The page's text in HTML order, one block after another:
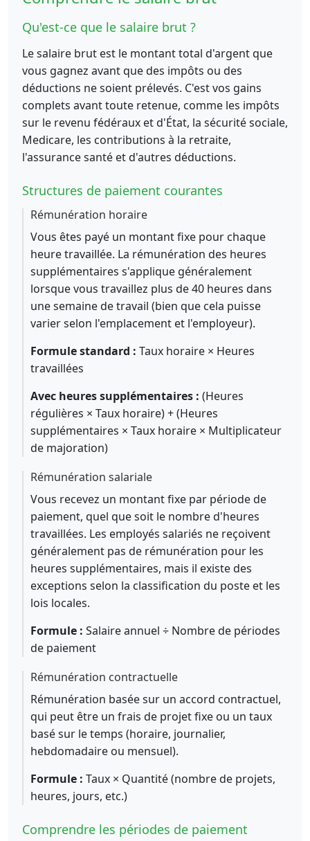
Qu'est-ce que le salaire brut ?
Le salaire brut est le montant total d'argent que
vous gagnez avant que des impôts ou des
déductions ne soient prélevés. C'est vos gains
complets avant toute retenue, comme les impôts
sur le revenu fédéraux et d'État, la sécurité sociale,
Medicare, les contributions à la retraite,
l'assurance santé et d'autres déductions.
Structures de paiement courantes
Rémunération horaire
Vous êtes payé un montant fixe pour chaque
heure travaillée. La rémunération des heures
supplémentaires s'applique généralement
lorsque vous travaillez plus de 40 heures dans
une semaine de travail (bien que cela puisse
varier selon l'emplacement et l'employeur).
Formule standard : Taux horaire × Heures
travaillées
Avec heures supplémentaires : (Heures
régulières × Taux horaire) + (Heures
supplémentaires × Taux horaire × Multiplicateur
de majoration)
Rémunération salariale
Vous recevez un montant fixe par période de
paiement, quel que soit le nombre d'heures
travaillées. Les employés salariés ne reçoivent
généralement pas de rémunération pour les
heures supplémentaires, mais il existe des
exceptions selon la classification du poste et les
lois locales.
Formule : Salaire annuel ÷ Nombre de périodes
de paiement
Rémunération contractuelle
Rémunération basée sur un accord contractuel,
qui peut être un frais de projet fixe ou un taux
basé sur le temps (horaire, journalier,
hebdomadaire ou mensuel).
Formule : Taux × Quantité (nombre de projets,
heures, jours, etc.)
Comprendre les périodes de paiement